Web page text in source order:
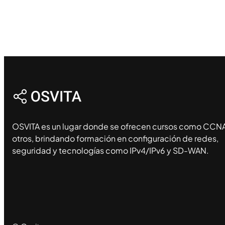
OSVITA es un lugar donde se ofrecen cursos como
otros, brindando formación en configuración de redes,
seguridad y tecnologías como IPv4/IPv6 y SD-WAN.